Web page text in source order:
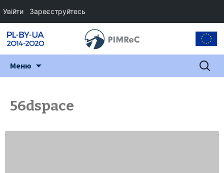
Меню Пошук:
56dspace
Увійти Зареєструйтесь